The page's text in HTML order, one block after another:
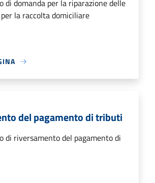
di domanda per la riparazione delle
la raccolta domiciliare
del pagamento di tributi
di riversamento del pagamento di